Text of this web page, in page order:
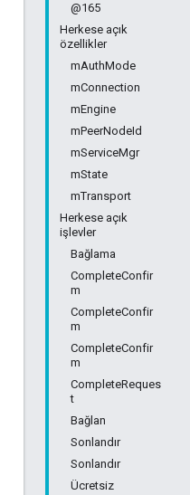
@165
Herkese açık
özellikler
mAuthMode
mConnection
mEngine
mPeerNodeId
mServiceMgr
mState
mTransport
Herkese açık
işlevler
Bağlama
CompleteConfir
m
CompleteConfir
m
CompleteConfir
m
CompleteReques
t
Bağlan
Sonlandır
Sonlandır
Ücretsiz